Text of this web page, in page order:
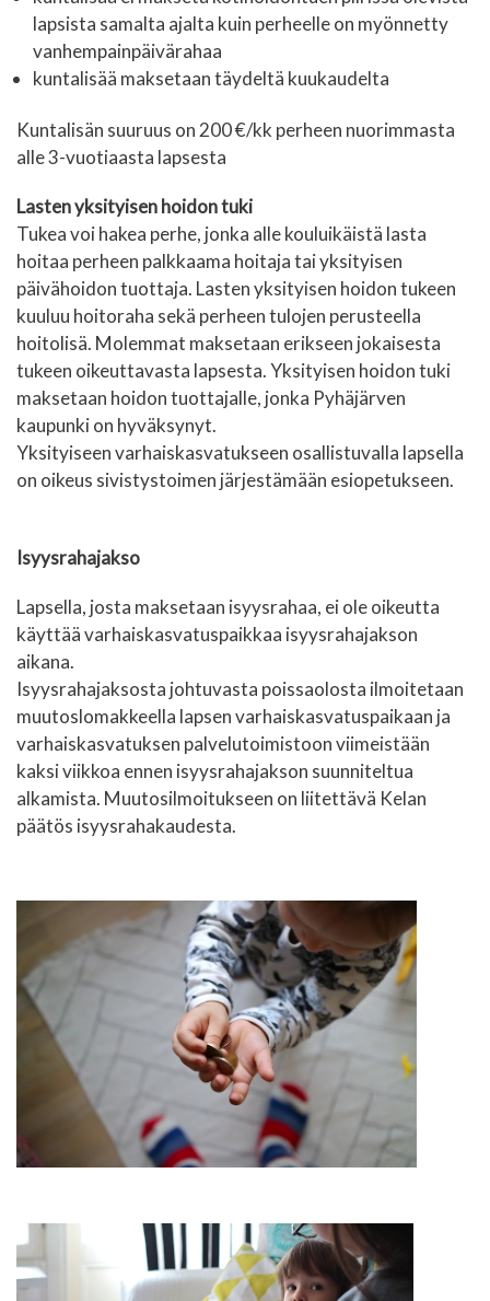
lapsista samalta ajalta kuin perheelle on myönnetty
vanhempainpäivärahaa
kuntalisää maksetaan täydeltä kuukaudelta
Kuntalisän suuruus on 200 €/kk perheen nuorimmasta
alle 3-vuotiaasta lapsesta
Lasten yksityisen hoidon tuki
Tukea voi hakea perhe, jonka alle kouluikäistä lasta
hoitaa perheen palkkaama hoitaja tai yksityisen
päivähoidon tuottaja. Lasten yksityisen hoidon tukeen
kuuluu hoitoraha sekä perheen tulojen perusteella
hoitolisä. Molemmat maksetaan erikseen jokaisesta
tukeen oikeuttavasta lapsesta. Yksityisen hoidon tuki
maksetaan hoidon tuottajalle, jonka Pyhäjärven
kaupunki on hyväksynyt.
Yksityiseen varhaiskasvatukseen osallistuvalla lapsella
on oikeus sivistystoimen järjestämään esiopetukseen.
Isyysrahajakso
Lapsella, josta maksetaan isyysrahaa, ei ole oikeutta
käyttää varhaiskasvatuspaikkaa isyysrahajakson
aikana.
Isyysrahajaksosta johtuvasta poissaolosta ilmoitetaan
muutoslomakkeella lapsen varhaiskasvatuspaikaan ja
varhaiskasvatuksen palvelutoimistoon viimeistään
kaksi viikkoa ennen isyysrahajakson suunniteltua
alkamista. Muutosilmoitukseen on liitettävä Kelan
päätös isyysrahakaudesta.